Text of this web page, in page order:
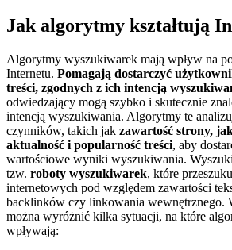
Jak algorytmy kształtują
Algorytmy wyszukiwarek mają wpływ na
Internetu. Pomagają dostarczyć
treści, zgodnych z ich intencją
odwiedzający mogą szybko i skutecznie
intencją wyszukiwania. Algorytmy te
czynników, takich jak zawartość strony,
aktualność i popularność treści, aby
wartościowe wyniki wyszukiwania.
tzw. roboty wyszukiwarek, które
internetowych pod względem zawartości
backlinków czy linkowania wewnętrznego.
można wyróżnić kilka sytuacji, na które
wpływają: